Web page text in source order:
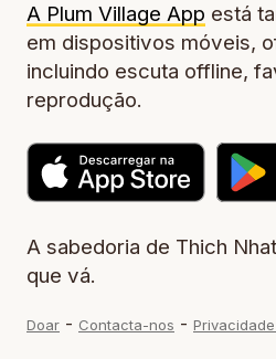
A Plum Village App está
em dispositivos móveis,
incluindo escuta offline,
reprodução.
A sabedoria de Thich
que vá.
Doar - Contacta-nos -